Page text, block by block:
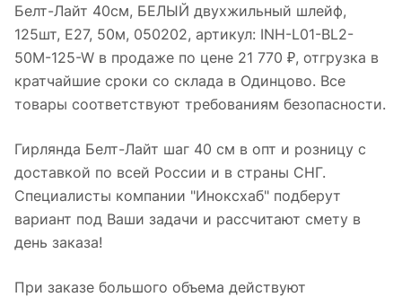
Белт-Лайт 40см, БЕЛЫЙ двухжильный шлейф,
125шт, E27, 50м, 050202, артикул: INH-L01-BL2-
50M-125-W в продаже по цене 21 770 ₽, отгрузка в
кратчайшие сроки со склада в Одинцово. Все
товары соответствуют требованиям безопасности.
Гирлянда Белт-Лайт шаг 40 см в опт и розницу с
доставкой по всей России и в страны СНГ.
Специалисты компании "Иноксхаб" подберут
вариант под Ваши задачи и рассчитают смету в
день заказа!
При заказе большого объема действуют